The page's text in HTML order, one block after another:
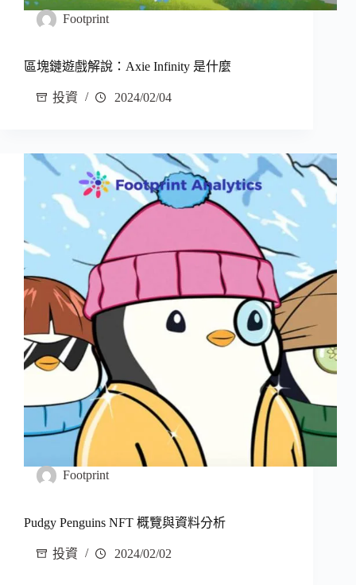
Footprint
區塊鏈遊戲解說：Axie Infinity 是什麼
投資 2024/02/04
Footprint
Pudgy Penguins NFT 概覽與資料分析
投資 2024/02/02